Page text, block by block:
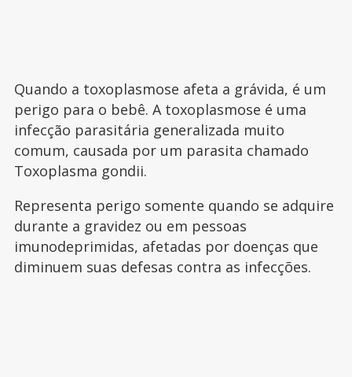
Quando a toxoplasmose afeta a grávida, é um
perigo para o bebê. A toxoplasmose é uma
infecção parasitária generalizada muito
comum, causada por um parasita chamado
Toxoplasma gondii.
Representa perigo somente quando se adquire
durante a gravidez ou em pessoas
imunodeprimidas, afetadas por doenças que
diminuem suas defesas contra as infecções.